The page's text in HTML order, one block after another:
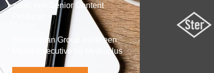
zoekt een Senior Content
Serviceplan Group zoekt een
Media Executive bij Mediaplus